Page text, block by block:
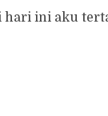
ini aku